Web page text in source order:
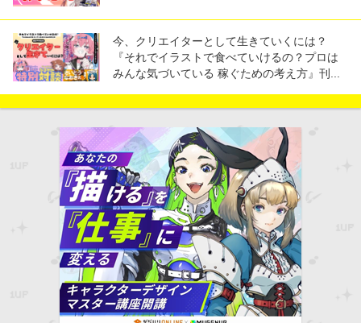
今、クリエイターとして生きていくには？
『それでイラストで食べていけるの？プロは
みんな気づいている 稼ぐための考え方』刊...